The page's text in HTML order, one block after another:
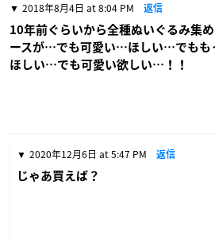
2018年8月4日 at 8:04 PM 返信
10年前ぐらいから全種ぬいぐるみ集
ースが…でも可愛い…ほしい…でもも
ほしい…でも可愛い欲しい…！！
2020年12月6日 at 5:47 PM 返信
じゃあ買えば？